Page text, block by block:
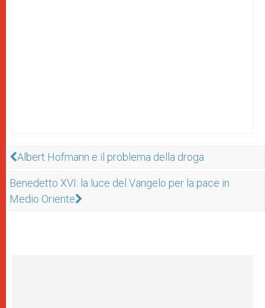
Albert Hofmann e il problema della droga
Benedetto XVI: la luce del Vangelo per la pace in
Medio Oriente